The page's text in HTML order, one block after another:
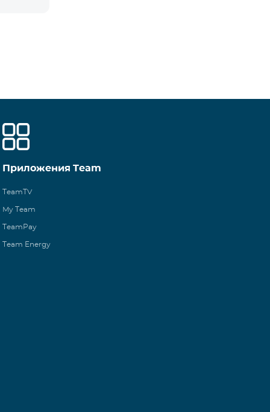
Приложения Team
TeamTV
My Team
TeamPay
Team Energy